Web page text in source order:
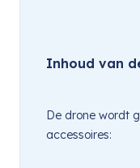
Inhoud van
De drone wordt
accessoires: